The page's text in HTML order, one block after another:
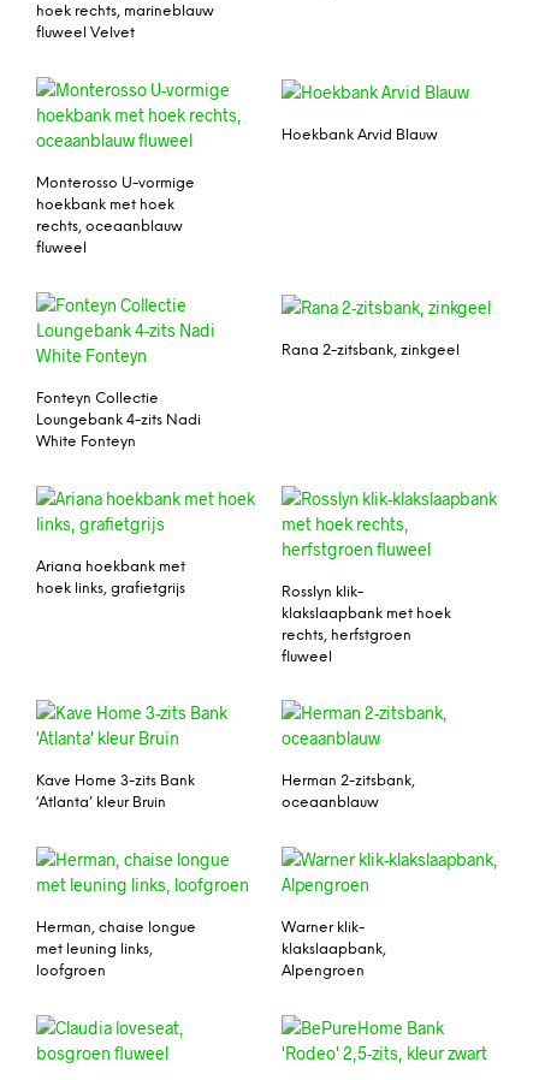
hoek rechts, marineblauw
fluweel Velvet
Monterosso U-vormige
hoekbank met hoek
rechts, oceaanblauw
fluweel
Hoekbank Arvid Blauw
Fonteyn Collectie
Loungebank 4-zits Nadi
White Fonteyn
Rana 2-zitsbank, zinkgeel
Ariana hoekbank met
hoek links, grafietgrijs
Rosslyn klik-
klakslaapbank met hoek
rechts, herfstgroen
fluweel
Kave Home 3-zits Bank
‘Atlanta’ kleur Bruin
Herman 2-zitsbank,
oceaanblauw
Herman, chaise longue
met leuning links,
loofgroen
Warner klik-
klakslaapbank,
Alpengroen